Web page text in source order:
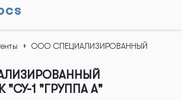
ООО СПЕЦИАЛИЗИРОВАННЫЙ
1 "ГРУППА А"